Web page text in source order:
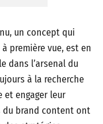
un concept qui
première vue, est en
dans l’arsenal du
à la recherche
et engager leur
du brand content ont